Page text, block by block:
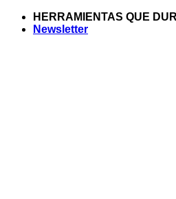
Saltar
HERRAMIENTAS QUE
Newsletter